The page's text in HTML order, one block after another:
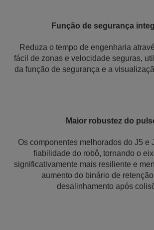
Função de segurança
Reduza o tempo de engenharia
fácil de zonas e velocidade seguras,
da função de segurança e a
Maior robustez do
Os componentes melhorados do J5 e
fiabilidade do robô, tornando o
significativamente mais resiliente e
aumento do binário de
desalinhamento após